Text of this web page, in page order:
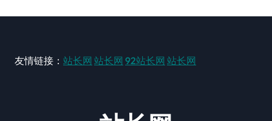
友情链接： 站长网 站长网 92站长网 站长网